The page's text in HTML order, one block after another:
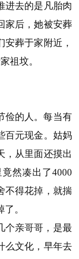
进去的是凡胎肉
家后，她被安葬
葬于家附近，
祖坟。
俭的人。每当有
百元现金。姑妈
，从里面还摸出
然凑出了4000
不得花掉，就揣
。
个亲哥哥，是最
么文化，早年去